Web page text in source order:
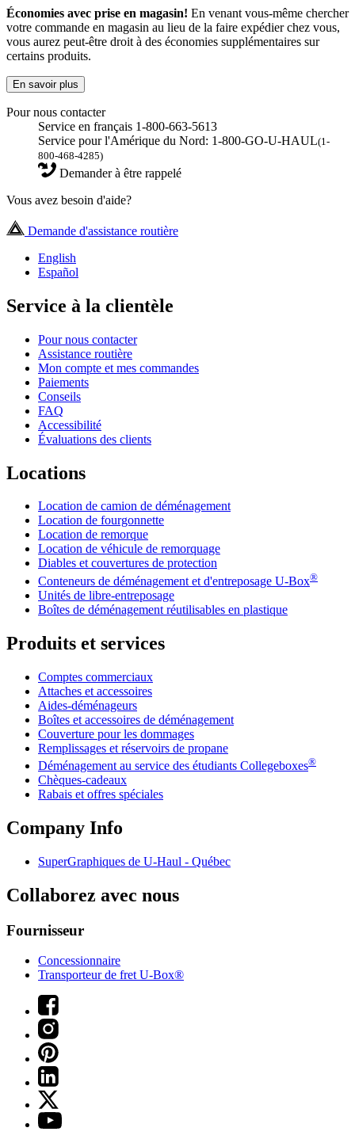
Économies avec prise en magasin! En venant vous-même chercher
votre commande en magasin au lieu de la faire expédier chez vous,
vous aurez peut-être droit à des économies supplémentaires sur
certains produits.
En savoir plus
Pour nous contacter
Service en français 1-800-663-5613
Service pour l'Amérique du Nord: 1-800-GO-U-HAUL(1-
800-468-4285)
Demander à être rappelé
Vous avez besoin d'aide?
Demande d'assistance routière
English
Español
Service à la clientèle
Pour nous contacter
Assistance routière
Mon compte et mes commandes
Paiements
Conseils
FAQ
Accessibilité
Évaluations des clients
Locations
Location de camion de déménagement
Location de fourgonnette
Location de remorque
Location de véhicule de remorquage
Diables et couvertures de protection
Conteneurs de déménagement et d'entreposage U-Box®
Unités de libre-entreposage
Boîtes de déménagement réutilisables en plastique
Produits et services
Comptes commerciaux
Attaches et accessoires
Aides-déménageurs
Boîtes et accessoires de déménagement
Couverture pour les dommages
Remplissages et réservoirs de propane
Déménagement au service des étudiants Collegeboxes®
Chèques-cadeaux
Rabais et offres spéciales
Company Info
SuperGraphiques de U-Haul - Québec
Collaborez avec nous
Fournisseur
Concessionnaire
Transporteur de fret U-Box®